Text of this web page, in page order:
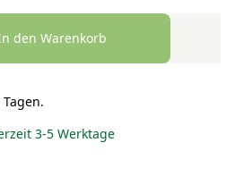
den Warenkorb
3-5 Werktage